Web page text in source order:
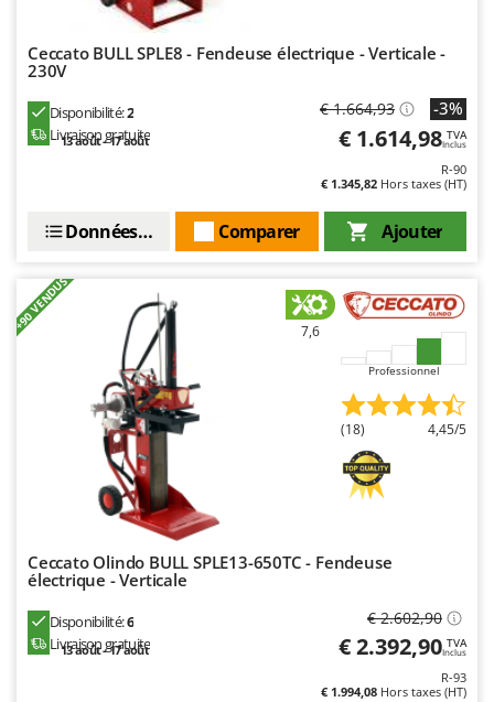
Troy-Bilt
U
Udor
Unger
Volpi
W
Waldner
Wiper EcoRobot
Wolf Garten
Wortex
Worx
Y Yard Force
Z
Zanon
Ceccato BULL SPLE8 - Fendeuse électrique - Verticale -
230V
Disponibilité:2
Livraison gratuite
13 août - 17 août
€ 1.664,93 -3%
€ 1.614,98 TVA
Inclus
R-90
€ 1.345,82 Hors taxes (HT)
Ajouter
Comparer
Données techniques
+90 VENDUS 7,6
Professionnel
(18) 4,45/5
Ceccato Olindo BULL SPLE13-650TC - Fendeuse
électrique - Verticale
Disponibilité:6
Livraison gratuite
13 août - 17 août
€ 2.602,90
€ 2.392,90 TVA
Inclus
R-93
€ 1.994,08 Hors taxes (HT)